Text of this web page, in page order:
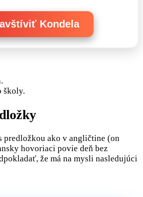
Kondela
školy.
predložkou ako v angličtine (on
hovoriaci povie deň bez
že má na mysli nasledujúci